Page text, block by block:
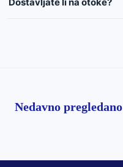
Nedavno pregledano